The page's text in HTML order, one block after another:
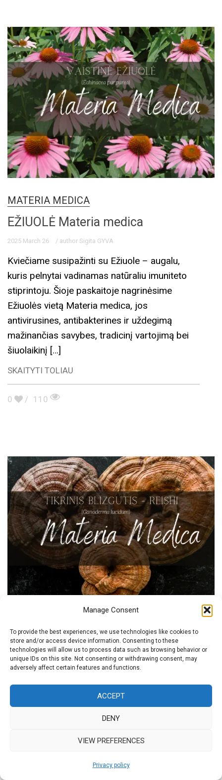
Manage Consent
To provide the best experiences, we use technologies like cookies to
store and/or access device information. Consenting to these
technologies will allow us to process data such as browsing behavior or
unique IDs on this site. Not consenting or withdrawing consent, may
adversely affect certain features and functions.
ACCEPT
DENY
VIEW PREFERENCES
Privacy policy
MATERIA MEDICA
EŽIUOLĖ Materia medica
2025 March 26 / author Sigita GYVA
Kviečiame susipažinti su Ežiuole – augalu,
kuris pelnytai vadinamas natūraliu imuniteto
stiprintoju. Šioje paskaitoje nagrinėsime
Ežiuolės vietą Materia medica, jos
antivirusines, antibakterines ir uždegimą
mažinančias savybes, tradicinį vartojimą bei
šiuolaikinį […]
SKAITYTI TOLIAU
0 / 110
MATERIA MEDICA
REISHI Materia medica
2025 March 26 / author Sigita GYVA
Kviečiame susipažinti su Reishi – garsiuoju
nemirtingumo grybu, tūkstantmečius naudotą
Rytų medicinoje sveikatai stiprinti ir gyvybinei
energijai palaikyti. Šioje paskaitoje
adaptogenines, imunitetą stiprinančias bei […]